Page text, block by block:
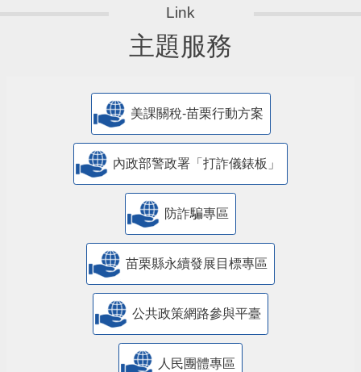
主題服務
美課關稅-苗栗行動方案
內政部警政署「打詐儀錶板」
防詐騙專區
苗栗縣永續發展目標專區
公共政策網路參與平臺
人民團體專區